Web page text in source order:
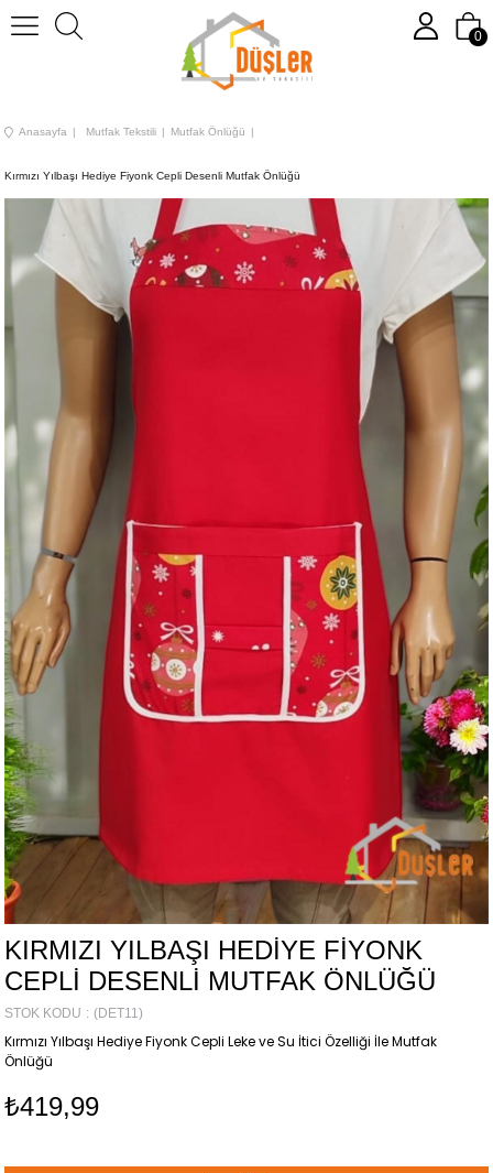
0
Anasayfa Mutfak Tekstili Mutfak Önlüğü
Kırmızı Yılbaşı Hediye Fiyonk Cepli Desenli Mutfak Önlüğü
KIRMIZI YILBAŞI HEDIYE FIYONK
CEPLI DESENLI MUTFAK ÖNLÜĞÜ
STOK KODU (DET11)
Kırmızı Yılbaşı Hediye Fiyonk Cepli Leke ve Su İtici Özelliği İle Mutfak
Önlüğü
₺419,99